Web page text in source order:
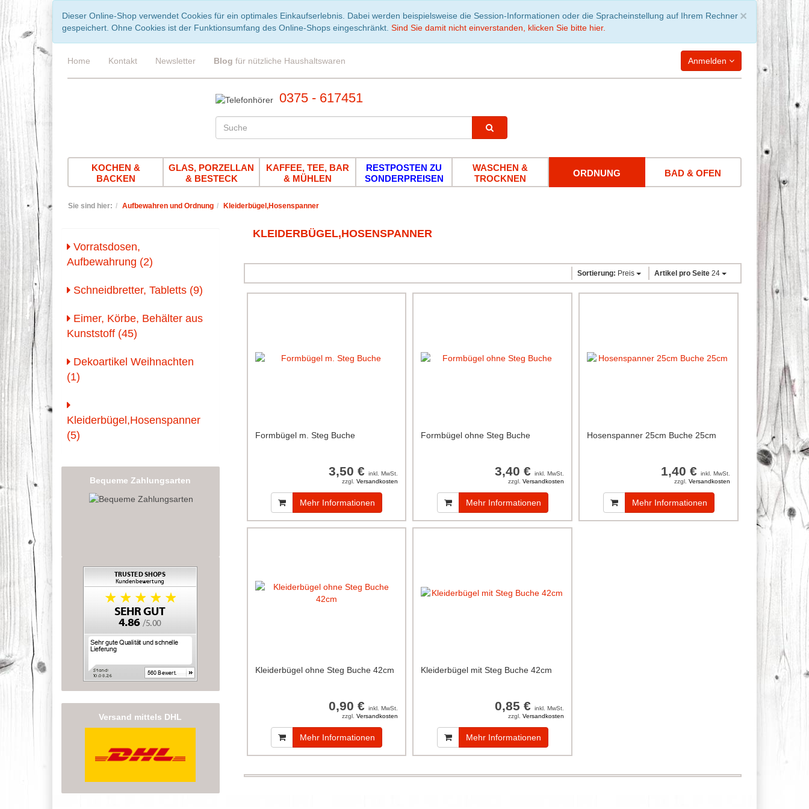
× Schließen
Dieser Online-Shop verwendet Cookies für ein optimales Einkaufserlebnis. Dabei werden beispielsweise die Session-Informationen oder die Spracheinstellung auf Ihrem Rechner
gespeichert. Ohne Cookies ist der Funktionsumfang des Online-Shops eingeschränkt. Sind Sie damit nicht einverstanden, klicken Sie bitte hier.
Home Kontakt Newsletter Blog für nützliche Haushaltswaren Anmelden
0375 - 617451
KOCHEN &
BACKEN
GLAS, PORZELLAN
& BESTECK
KAFFEE, TEE, BAR
& MÜHLEN
RESTPOSTEN ZU
SONDERPREISEN
WASCHEN &
TROCKNEN
ORDNUNG BAD & OFEN
Sie sind hier: Aufbewahren und Ordnung Kleiderbügel,Hosenspanner
KLEIDERBÜGEL,HOSENSPANNER
Sortierung: Preis Artikel pro Seite 24
Formbügel m. Steg Buche
3,50 €inkl. MwSt.
zzgl.Versandkosten
Mehr Informationen
Formbügel ohne Steg Buche
3,40 €inkl. MwSt.
zzgl.Versandkosten
Mehr Informationen
Hosenspanner 25cm Buche 25cm
1,40 € inkl. MwSt.
zzgl. Versandkosten
Mehr Informationen
Kleiderbügel ohne Steg Buche 42cm
0,90 €inkl. MwSt.
zzgl.Versandkosten
Mehr Informationen
Kleiderbügel mit Steg Buche 42cm
0,85 €inkl. MwSt.
zzgl.Versandkosten
Mehr Informationen
Vorratsdosen,
Aufbewahrung (2)
Schneidbretter, Tabletts (9)
Eimer, Körbe, Behälter aus
Kunststoff (45)
Dekoartikel Weihnachten
(1)
Kleiderbügel,Hosenspanner
(5)
Bequeme Zahlungsarten
Versand mittels DHL